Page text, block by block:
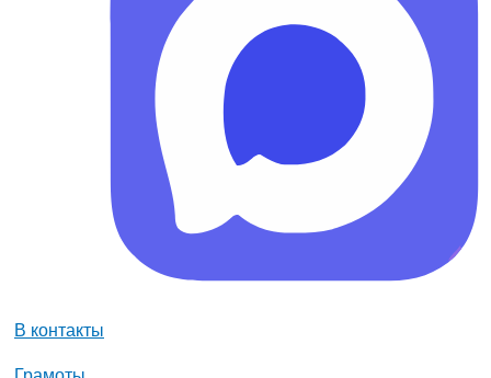
В контакты